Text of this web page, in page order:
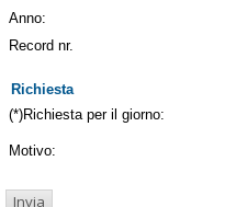
Anno:
Record nr.
Richiesta
(*)Richiesta per il giorno:
Motivo: